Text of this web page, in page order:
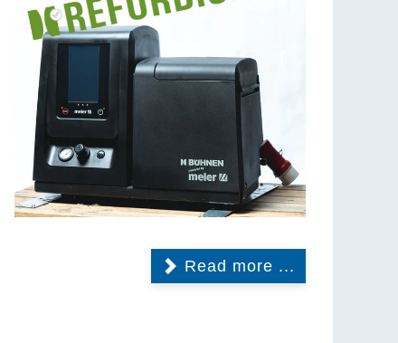
Read more ...